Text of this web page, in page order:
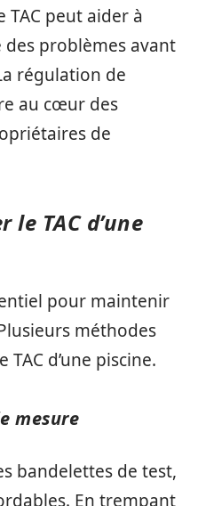
peut aider à
problèmes avant
régulation de
au cœur des
de
TAC d’une
pour maintenir
méthodes
d’une piscine.
mesure
bandelettes de test,
En trempant